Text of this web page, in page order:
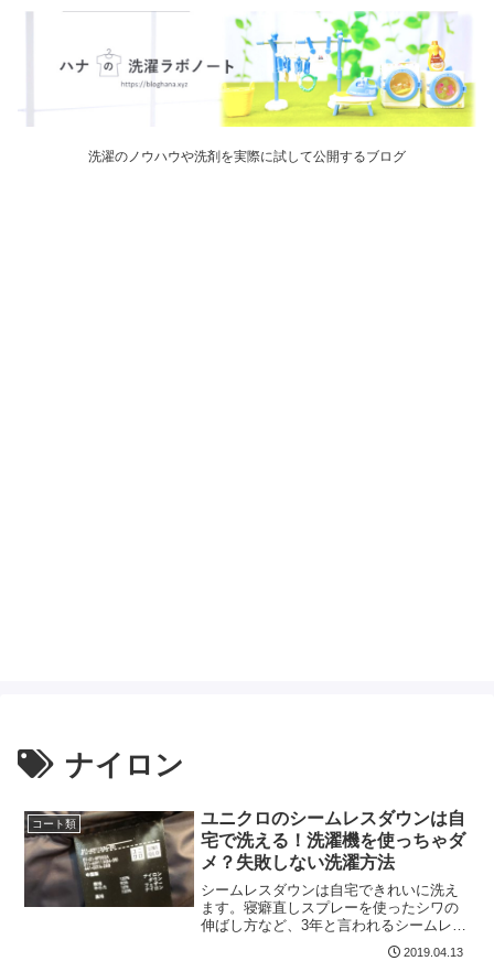
洗濯のノウハウや洗剤を実際に試して公開するブログ
ナイロン
コート類
ユニクロのシームレスダウンは自
宅で洗える！洗濯機を使っちゃダ
メ？失敗しない洗濯方法
シームレスダウンは自宅できれいに洗え
ます。寝癖直しスプレーを使ったシワの
伸ばし方など、3年と言われるシームレス
ダウンの寿命を伸ばす洗濯方法と綺麗を
2019.04.13